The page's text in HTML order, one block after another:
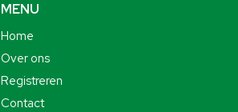
MENU
Home
Over ons
Registreren
Contact